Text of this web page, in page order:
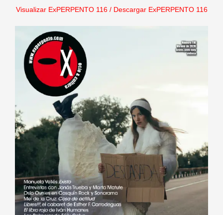
Visualizar ExPERPENTO 116/ Descargar ExPERPENTO 116